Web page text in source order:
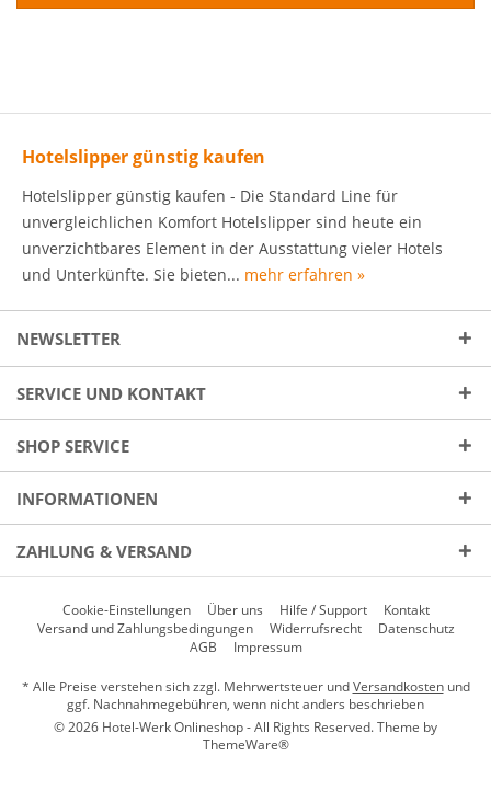
Hotelslipper günstig kaufen
Hotelslipper günstig kaufen - Die Standard Line für
unvergleichlichen Komfort Hotelslipper sind heute ein
unverzichtbares Element in der Ausstattung vieler Hotels
und Unterkünfte. Sie bieten... mehr erfahren »
NEWSLETTER
SERVICE UND KONTAKT
SHOP SERVICE
INFORMATIONEN
ZAHLUNG & VERSAND
Cookie-Einstellungen Über uns Hilfe / Support
Kontakt
Versand und Zahlungsbedingungen
Widerrufsrecht
Datenschutz
AGB
Impressum
* Alle Preise verstehen sich zzgl. Mehrwertsteuer undVersandkostenund
ggf. Nachnahmegebühren, wenn nicht anders beschrieben
© 2026 Hotel-Werk Onlineshop - All Rights Reserved. Theme by
ThemeWare®